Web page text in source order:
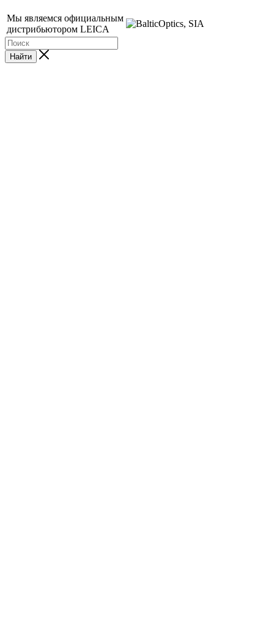
Мы являемся официальным
дистрибьютором LEICA
Найти